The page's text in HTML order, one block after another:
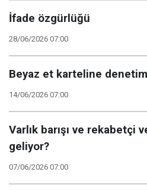
İfade özgürlüğü
28/06/2026 07:00
Beyaz et karteline
14/06/2026 07:00
Varlık barışı ve rekabetçi
geliyor?
07/06/2026 07:00